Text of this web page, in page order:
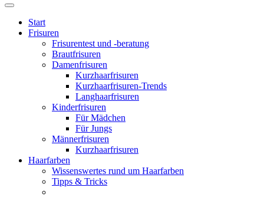
Start
Frisuren
Frisurentest und -beratung
Brautfrisuren
Damenfrisuren
Kurzhaarfrisuren
Kurzhaarfrisuren-Trends
Langhaarfrisuren
Kinderfrisuren
Für Mädchen
Für Jungs
Männerfrisuren
Kurzhaarfrisuren
Haarfarben
Wissenswertes rund um Haarfarben
Tipps & Tricks